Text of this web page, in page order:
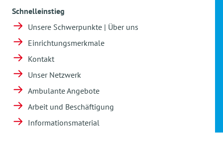
Schnelleinstieg
Unsere Schwerpunkte | Über uns
Einrichtungsmerkmale
Kontakt
Unser Netzwerk
Ambulante Angebote
Arbeit und Beschäftigung
Informationsmaterial